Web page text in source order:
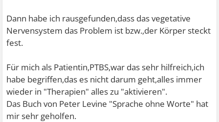
Dann habe ich rausgefunden,dass das vegetative
Nervensystem das Problem ist bzw.,der Körper steckt
fest.
Für mich als Patientin,PTBS,war das sehr hilfreich,ich
habe begriffen,das es nicht darum geht,alles immer
wieder in "Therapien" alles zu "aktivieren".
Das Buch von Peter Levine "Sprache ohne Worte" hat
mir sehr geholfen.